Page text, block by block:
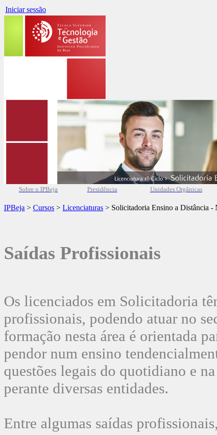
Iniciar sessão
Sobre o IPBeja Presidência Unidades Orgânicas
IPBeja > Cursos > Licenciaturas > Solicitadoria Ensino a Distância -
Saídas Profissionais
Os licenciados em Solicitadoria
profissionais, podendo atuar no
formação nesta área é orientada
pendor num ensino
questões legais do quotidiano e
perante diversas entidades.
Entre algumas saídas